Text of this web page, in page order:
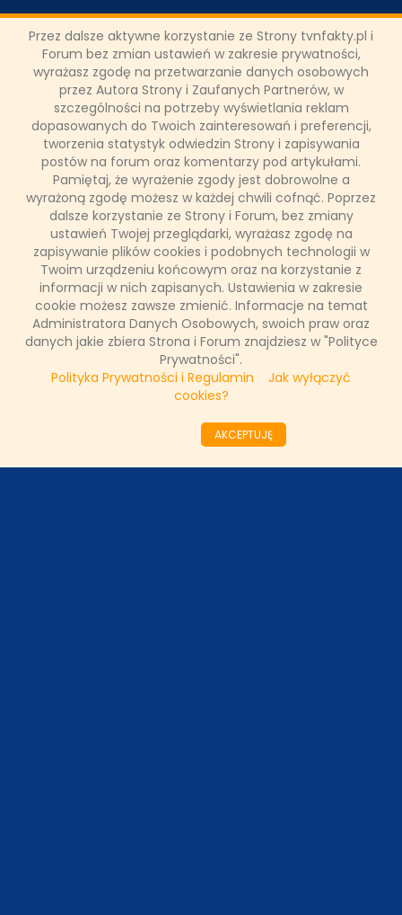
Przez dalsze aktywne korzystanie ze Strony tvnfakty.pl i
Forum bez zmian ustawień w zakresie prywatności,
wyrażasz zgodę na przetwarzanie danych osobowych
przez Autora Strony i Zaufanych Partnerów, w
szczególności na potrzeby wyświetlania reklam
dopasowanych do Twoich zainteresowań i preferencji,
tworzenia statystyk odwiedzin Strony i zapisywania
postów na forum oraz komentarzy pod artykułami.
Pamiętaj, że wyrażenie zgody jest dobrowolne a
wyrażoną zgodę możesz w każdej chwili cofnąć. Poprzez
dalsze korzystanie ze Strony i Forum, bez zmiany
ustawień Twojej przeglądarki, wyrażasz zgodę na
zapisywanie plików cookies i podobnych technologii w
Twoim urządzeniu końcowym oraz na korzystanie z
informacji w nich zapisanych. Ustawienia w zakresie
cookie możesz zawsze zmienić. Informacje na temat
Administratora Danych Osobowych, swoich praw oraz
danych jakie zbiera Strona i Forum znajdziesz w "Polityce
Prywatności".
Polityka Prywatności i Regulamin
Jak wyłączyć
cookies?
AKCEPTUJĘ
ODZIAŁY LOKALNE
PARTNERZY
SONDA
Podsumowanie:
Wideodomofony to urządzenia, które nie kosztują majątku a
znacząco podnoszą standard i wygodę życia. Urządzenia z
funkcją przekierowania na telefon komórkowy, zaczynają się
już od około 1000 zł. Firma Zabezpieczenia Poznań, świadczy
pomocą przy montażu i filmami instruktażowymi na
firmowym kanale video. Jeśli chcesz aby Twój budynek był
nowoczesny i funkcjonalny, nie czekaj z zakupem urządzeń.
Łukasz Ropczyński
3 lutego 2022, 20:26
UDOSTĘPNIJ POST